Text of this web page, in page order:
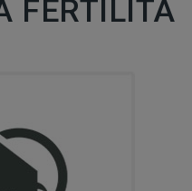
FERTILITÀ